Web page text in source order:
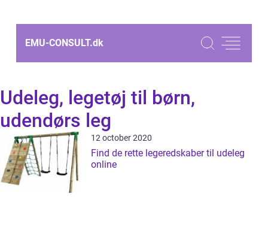
EMU-CONSULT.dk
Udeleg, legetøj til børn,
udendørs leg
12 october 2020
Find de rette legeredskaber til udeleg
online